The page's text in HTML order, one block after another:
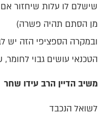
שישלם לו עלות שיחזור אם
מן הסתם תהיה פשרה)
ובמקרה הספציפי הזה יש
הטכנאי עושים גבוי
משיב הדיין הרב עידו שחר
לשואל הנכבד